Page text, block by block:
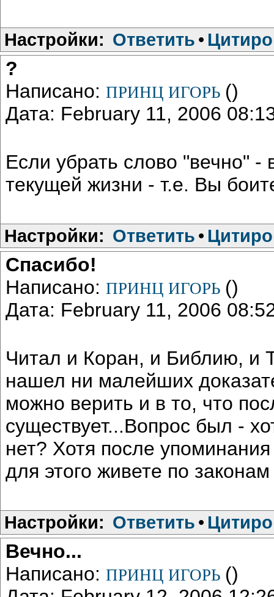
Настройки: Ответить •
?
Написано: ПРИНЦ ИГОРЬ ()
Дата: February 11, 2006
Если убрать слово "вечно"
текущей жизни - т.е. Вы
Настройки: Ответить •
Спасибо!
Написано: ПРИНЦ ИГОРЬ ()
Дата: February 11, 2006
Читал и Коран, и Библию, и
нашел ни малейших
можно верить и в то, что
существует...Вопрос был -
нет? Хотя после
для этого живете по
Настройки: Ответить •
Вечно...
Написано: ПРИНЦ ИГОРЬ ()